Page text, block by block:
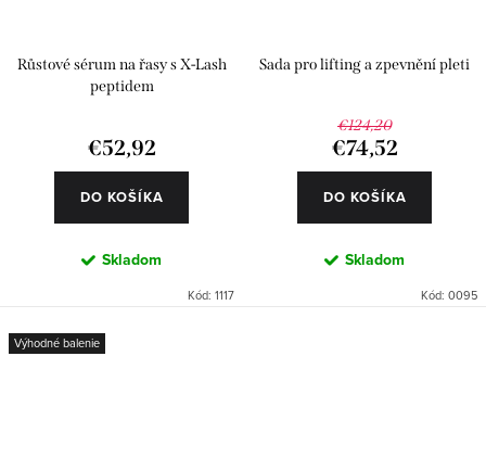
Růstové sérum na řasy s X-Lash
peptidem
€52,92
DO KOŠÍKA
Skladom
Kód: 1117
Sada pro lifting a zpevnění pleti
€124,20
€74,52
DO KOŠÍKA
Skladom
Kód: 0095
Výhodné balenie